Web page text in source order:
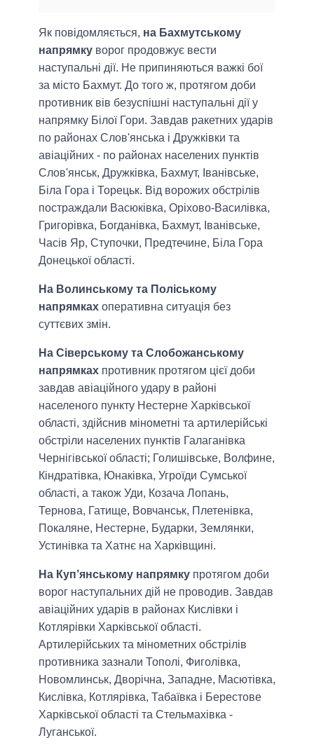
Як повідомляється, на Бахмутському
напрямку ворог продовжує вести
наступальні дії. Не припиняються важкі бої
за місто Бахмут. До того ж, протягом доби
противник вів безуспішні наступальні дії у
напрямку Білої Гори. Завдав ракетних ударів
по районах Слов'янська і Дружківки та
авіаційних - по районах населених пунктів
Слов'янськ, Дружківка, Бахмут, Іванівське,
Біла Гора і Торецьк. Від ворожих обстрілів
постраждали Васюківка, Оріхово-Василівка,
Григорівка, Богданівка, Бахмут, Іванівське,
Часів Яр, Ступочки, Предтечине, Біла Гора
Донецької області.
На Волинському та Поліському
напрямках оперативна ситуація без
суттєвих змін.
На Сіверському та Слобожанському
напрямках противник протягом цієї доби
завдав авіаційного удару в районі
населеного пункту Нестерне Харківської
області, здійснив мінометні та артилерійські
обстріли населених пунктів Галаганівка
Чернігівської області; Голишівське, Волфине,
Кіндратівка, Юнаківка, Угроїди Сумської
області, а також Уди, Козача Лопань,
Тернова, Гатище, Вовчанськ, Плетенівка,
Покаляне, Нестерне, Бударки, Землянки,
Устинівка та Хатнє на Харківщині.
На Куп’янському напрямку протягом доби
ворог наступальних дій не проводив. Завдав
авіаційних ударів в районах Кислівки і
Котлярівки Харківської області.
Артилерійських та мінометних обстрілів
противника зазнали Тополі, Фиголівка,
Новомлинськ, Дворічна, Западне, Масютівка,
Кислівка, Котлярівка, Табаївка і Берестове
Харківської області та Стельмахівка -
Луганської.